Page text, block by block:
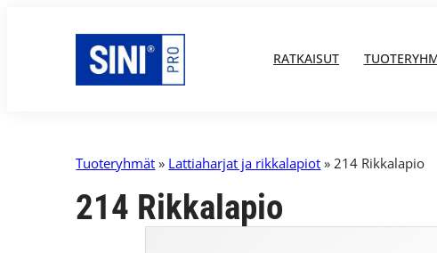
RATKAISUT
Tuoteryhmät» Lattiaharjat ja rikkalapiot» 214 Rikkalapio
214 Rikkalapio